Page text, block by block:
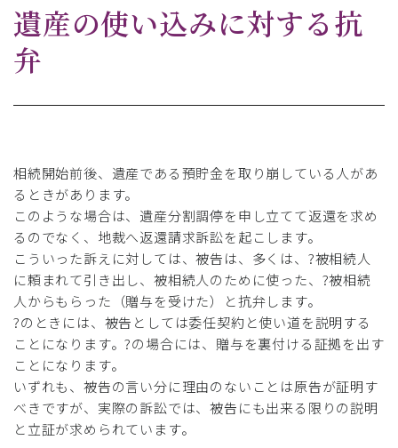
遺産の使い込みに対する抗
弁
相続開始前後、遺産である預貯金を取り崩している人があ
るときがあります。
このような場合は、遺産分割調停を申し立てて返還を求め
るのでなく、地裁へ返還請求訴訟を起こします。
こういった訴えに対しては、被告は、多くは、?被相続人
に頼まれて引き出し、被相続人のために使った、?被相続
人からもらった（贈与を受けた）と抗弁します。
?のときには、被告としては委任契約と使い道を説明する
ことになります。?の場合には、贈与を裏付ける証拠を出す
ことになります。
いずれも、被告の言い分に理由のないことは原告が証明す
べきですが、実際の訴訟では、被告にも出来る限りの説明
と立証が求められています。